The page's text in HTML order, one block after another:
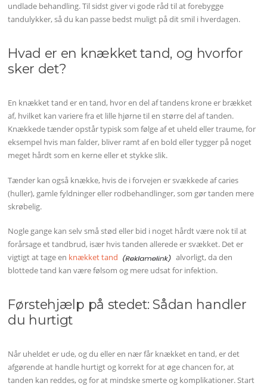
undlade behandling. Til sidst giver vi gode råd til at forebygge
tandulykker, så du kan passe bedst muligt på dit smil i hverdagen.
Hvad er en knækket tand, og hvorfor
sker det?
En knækket tand er en tand, hvor en del af tandens krone er brækket
af, hvilket kan variere fra et lille hjørne til en større del af tanden.
Knækkede tænder opstår typisk som følge af et uheld eller traume, for
eksempel hvis man falder, bliver ramt af en bold eller tygger på noget
meget hårdt som en kerne eller et stykke slik.
Tænder kan også knække, hvis de i forvejen er svækkede af caries
(huller), gamle fyldninger eller rodbehandlinger, som gør tanden mere
skrøbelig.
Nogle gange kan selv små stød eller bid i noget hårdt være nok til at
forårsage et tandbrud, især hvis tanden allerede er svækket. Det er
vigtigt at tage en knækket tand
alvorligt, da den
blottede tand kan være følsom og mere udsat for infektion.
Førstehjælp på stedet: Sådan handler
du hurtigt
Når uheldet er ude, og du eller en nær får knækket en tand, er det
afgørende at handle hurtigt og korrekt for at øge chancen for, at
tanden kan reddes, og for at mindske smerte og komplikationer. Start